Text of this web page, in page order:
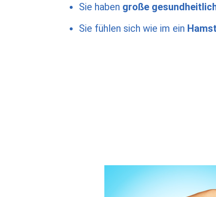
Sie haben große
Sie fühlen sich wie im ein